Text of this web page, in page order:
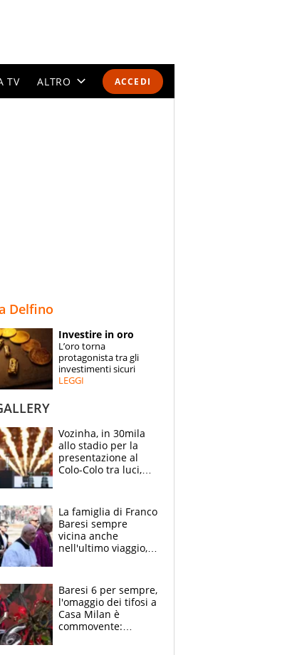
ACCEDI
TV ALTRO
SPECIALI
ESPERTI
Delfino
Investire in oro
L’oro torna
protagonista tra gli
investimenti sicuri
LEGGI
Vozinha, in 30mila
allo stadio per la
presentazione al
Colo-Colo tra luci,
La famiglia di Franco
Baresi sempre
vicina anche
nell'ultimo viaggio,
circondati
dall'affetto dei tifosi
Baresi 6 per sempre,
l'omaggio dei tifosi a
Casa Milan è
commovente: